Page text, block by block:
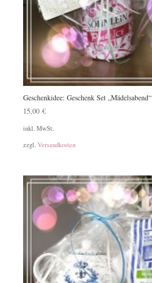
Geschenkidee: Geschenk Set „Mädelsabend“
15,00 €
inkl. MwSt.
zzgl. Versandkosten